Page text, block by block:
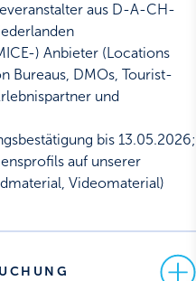
aus D-A-CH-
) Anbieter (Locations
Bureaus, DMOs, Tourist-
und
bis 13.05.2026;
auf unserer
Videomaterial)